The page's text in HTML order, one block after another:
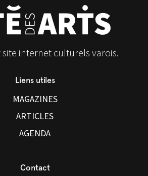
site internet culturels varois.
Liens utiles
MAGAZINES
ARTICLES
AGENDA
Contact